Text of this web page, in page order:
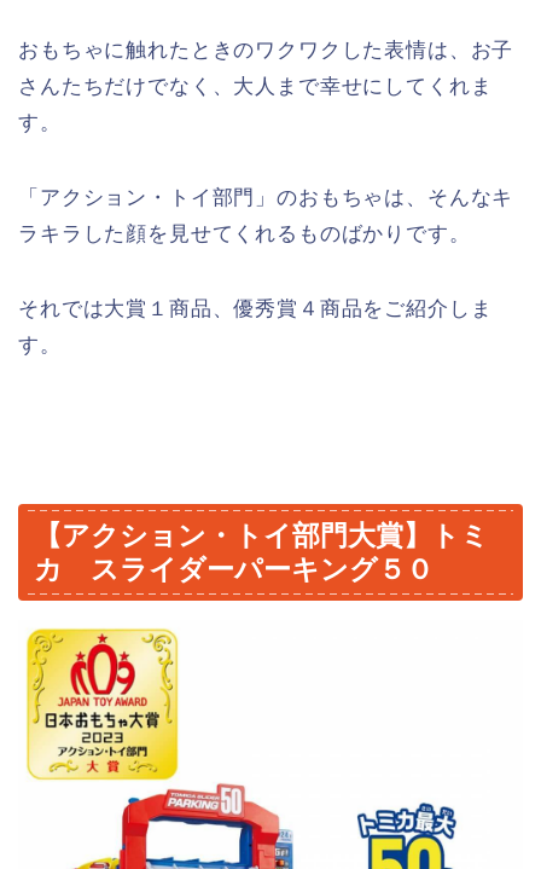
おもちゃに触れたときのワクワクした表情は、お子
さんたちだけでなく、大人まで幸せにしてくれま
す。
「アクション・トイ部門」のおもちゃは、そんなキ
ラキラした顔を見せてくれるものばかりです。
それでは大賞１商品、優秀賞４商品をご紹介しま
す。
【アクション・トイ部門大賞】トミ
カ スライダーパーキング５０